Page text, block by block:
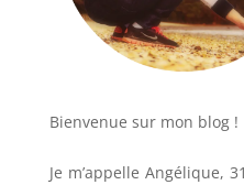
Bienvenue sur mon blog !
Je m’appelle Angélique,